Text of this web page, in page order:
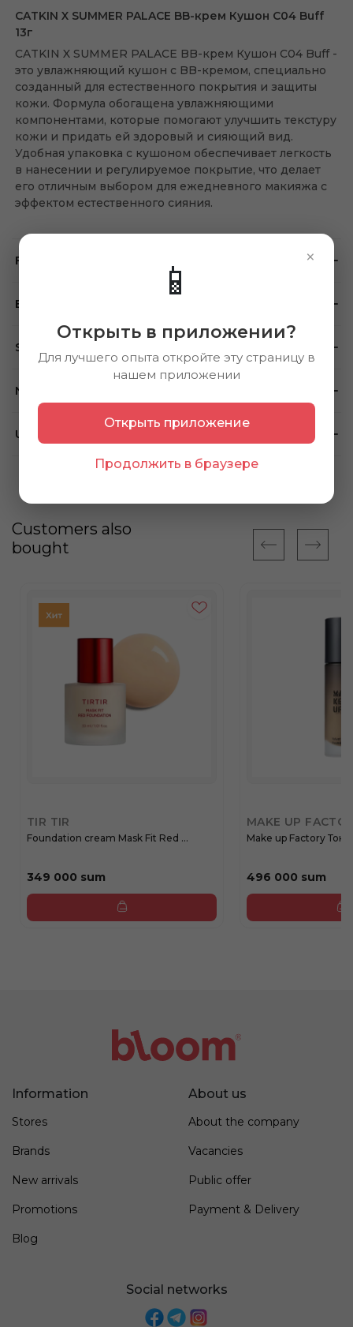
×
📱
Открыть в приложении?
Для лучшего опыта откройте эту страницу в
нашем приложении
Открыть приложение
Продолжить в браузере
CATKIN X SUMMER PALACE BB-крем Кушон C04 Buff
13г
CATKIN X SUMMER PALACE BB-крем Кушон C04 Buff -
это увлажняющий кушон с BB-кремом, специально
созданный для естественного покрытия и защиты
кожи. Формула обогащена увлажняющими
компонентами, которые помогают улучшить текстуру
кожи и придать ей здоровый и сияющий вид.
Удобная упаковка с кушоном обеспечивает легкость
в нанесении и регулируемое покрытие, что делает
его отличным выбором для ежедневного макияжа с
эффектом естественного сияния.
Feedback
Brand
Store availability
Note
Using method
Customers also
bought
TIR TIR
Foundation cream Mask Fit Red ...
349 000 sum
MAKE UP
Make up
496 000 sum
Information
Stores
Brands
New arrivals
Promotions
Blog
About us
About the company
Vacancies
Public offer
Payment & Delivery
Social networks